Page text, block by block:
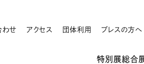
わせ アクセス 団体利用 プレスの方へ
特別展総合